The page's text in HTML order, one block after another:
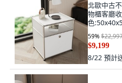
北歐中古
物櫃客廳
色
59%
$9,199
8/22 預計